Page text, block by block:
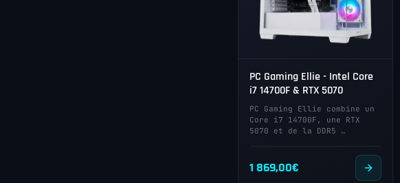
PC Gaming Ellie - Intel Core
i7 14700F & RTX 5070
PC Gaming Ellie combine un
Core i7 14700F, une RTX
5070 et de la DDR5 …
1 869,00€